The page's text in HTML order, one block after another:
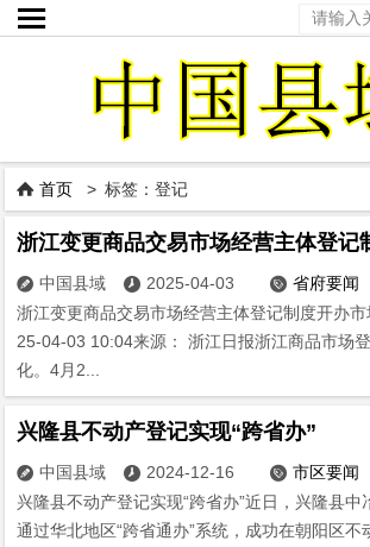

 首页 > 标签：登记
浙江变更商品交易市场经营主体登记
 中国县域  2025-04-03  省府要闻
浙江变更商品交易市场经营主体登记制度开办
25-04-03 10:04来源： 浙江日报浙江商品市场
化。4月2...
兴隆县不动产登记实现“跨省办”
 中国县域  2024-12-16  市区要闻
兴隆县不动产登记实现“跨省办”近日，兴隆县
通过华北地区“跨省通办”系统，成功在朝阳区